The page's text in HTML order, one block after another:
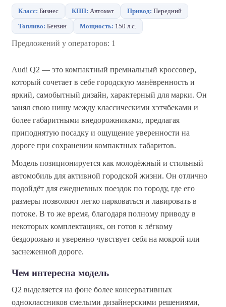
Класс: Бизнес КПП: Автомат Привод: Передний
Топливо: Бензин Мощность: 150 л.с.
Предложений у операторов: 1
Audi Q2 — это компактный премиальный кроссовер,
который сочетает в себе городскую манёвренность и
яркий, самобытный дизайн, характерный для марки. Он
занял свою нишу между классическими хэтчбеками и
более габаритными внедорожниками, предлагая
приподнятую посадку и ощущение уверенности на
дороге при сохранении компактных габаритов.
Модель позиционируется как молодёжный и стильный
автомобиль для активной городской жизни. Он отлично
подойдёт для ежедневных поездок по городу, где его
размеры позволяют легко парковаться и лавировать в
потоке. В то же время, благодаря полному приводу в
некоторых комплектациях, он готов к лёгкому
бездорожью и уверенно чувствует себя на мокрой или
заснеженной дороге.
Чем интересна модель
Q2 выделяется на фоне более консервативных
одноклассников смелыми дизайнерскими решениями,